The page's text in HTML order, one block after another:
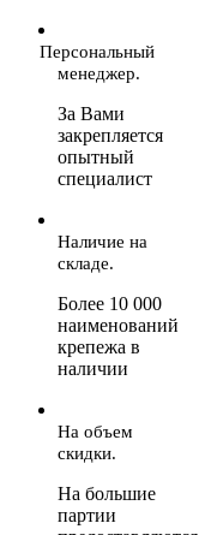
Персональный
менеджер.
За Вами
закрепляется
опытный
специалист
Наличие на
складе.
Более 10 000
наименований
крепежа в
наличии
На объем
скидки.
На большие
партии